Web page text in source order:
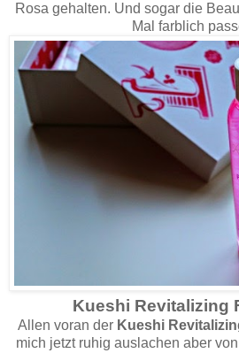
Rosa gehalten. Und sogar die
Mal farblich
Kueshi Revitalizing
Allen voran der Kueshi
mich jetzt ruhig auslachen aber